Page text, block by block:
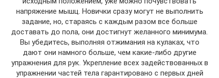
напряжение мышц. Новички сразу могут не выполнить
задание, но, стараясь с каждым разом все больше
доставать до пола, они достигнут желанного минимума.
Вы убедитесь, выполняя отжимания на кулаках, что
дают они намного больше, чем какие-либо другие
упражнения для рук. Укрепление всех задействованных в
упражнении частей тела гарантировано с первых дней